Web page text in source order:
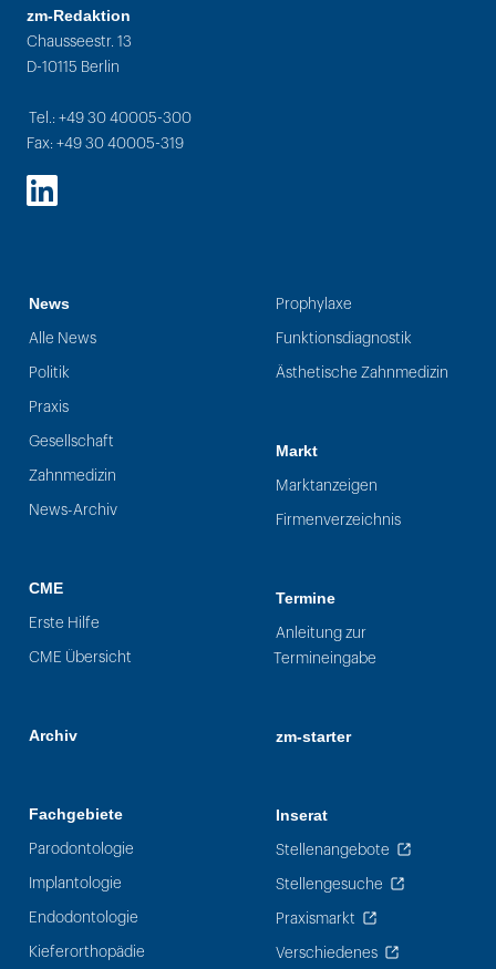
zm-Redaktion
Chausseestr. 13
D-10115 Berlin
Tel.: +49 30 40005-300
Fax: +49 30 40005-319
LinkedIn
News
Alle News
Politik
Praxis
Gesellschaft
Zahnmedizin
News-Archiv
CME
Erste Hilfe
CME Übersicht
Archiv
Fachgebiete
Parodontologie
Implantologie
Endodontologie
Kieferorthopädie
Prophylaxe
Funktionsdiagnostik
Ästhetische Zahnmedizin
Markt
Marktanzeigen
Firmenverzeichnis
Termine
Anleitung zur
Termineingabe
zm-starter
Inserat
Stellenangebote
Stellengesuche
Praxismarkt
Verschiedenes